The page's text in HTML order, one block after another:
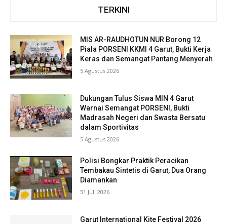
TERKINI
MIS AR-RAUDHOTUN NUR Borong 12
Piala PORSENI KKMI 4 Garut, Bukti Kerja
Keras dan Semangat Pantang Menyerah
5 Agustus 2026
Dukungan Tulus Siswa MIN 4 Garut
Warnai Semangat PORSENI, Bukti
Madrasah Negeri dan Swasta Bersatu
dalam Sportivitas
5 Agustus 2026
Polisi Bongkar Praktik Peracikan
Tembakau Sintetis di Garut, Dua Orang
Diamankan
31 Juli 2026
Garut International Kite Festival 2026